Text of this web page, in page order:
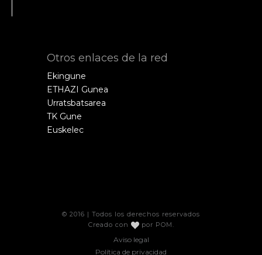
Otros enlaces de la red
Ekingune
ETHAZI Gunea
Urratsbatsarea
TK Gune
Euskelec
© 2016 | Todos los derechos reservados
Creado con
por POM .
Aviso legal
Política de privacidad